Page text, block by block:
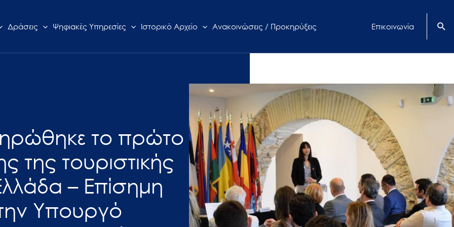
Δράσεις Ψηφιακές Υπηρεσίες Ιστορικό Αρχείο Ανακοινώσεις / Προκηρύξεις Επικοινωνία
το πρώτο
της τουριστικής
– Επίσημη
Υπουργό